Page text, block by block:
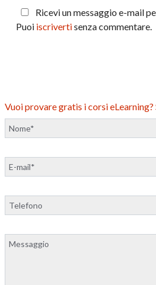
Ricevi un messaggio e-mail
Puoi iscrivertisenza commentare.
Vuoi provare gratis i corsi